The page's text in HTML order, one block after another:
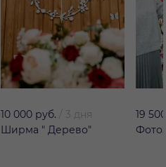
10 000 руб.
3 дня
Ширма " Дерево"
19